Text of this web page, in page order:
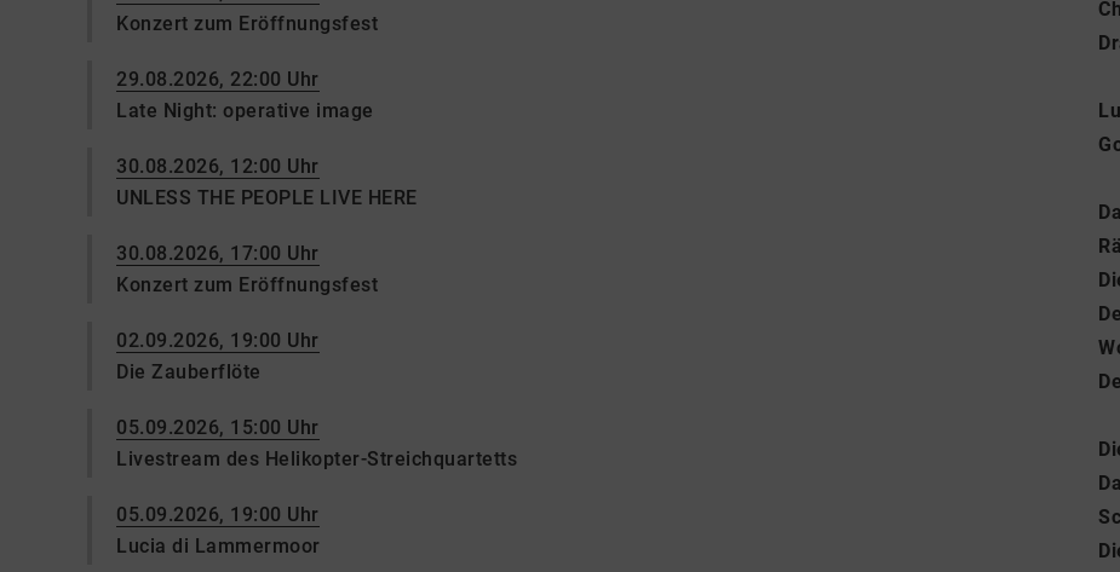
Konzert zum Eröffnungsfest
29.08.2026, 22:00 Uhr
Late Night: operative image
30.08.2026, 12:00 Uhr
UNLESS THE PEOPLE LIVE HERE
30.08.2026, 17:00 Uhr
Konzert zum Eröffnungsfest
02.09.2026, 19:00 Uhr
Die Zauberflöte
05.09.2026, 15:00 Uhr
Livestream des Helikopter-Streichquartetts
05.09.2026, 19:00 Uhr
Lucia di Lammermoor